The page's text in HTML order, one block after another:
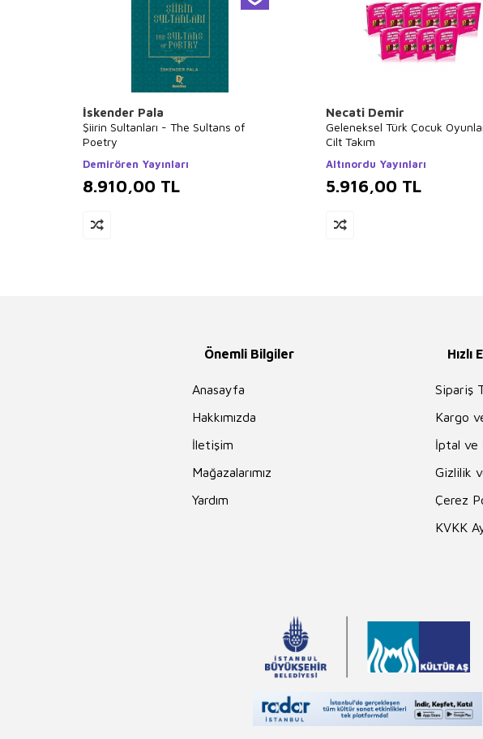
İskender Pala
Şiirin Sultanları - The Sultans of
Poetry
Demirören Yayınları
8.910,00 TL
Necati Demir
Geleneksel Türk Çocuk
Cilt Takım
Altınordu Yayınları
5.916,00 TL
Önemli Bilgiler
Anasayfa
Hakkımızda
İletişim
Mağazalarımız
Yardım
Hızlı
Sipariş
Kargo
İptal ve
Gizlilik
Çerez
KVKK